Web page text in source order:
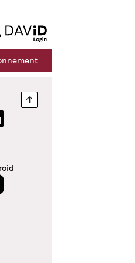
login
nnement
Nach oben springen